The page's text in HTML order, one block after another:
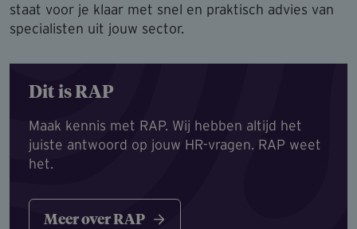
staat voor je klaar met snel en praktisch advies van
specialisten uit jouw sector.
Dit is RAP
Maak kennis met RAP. Wij hebben altijd het
juiste antwoord op jouw HR-vragen. RAP weet
het.
Meer over RAP